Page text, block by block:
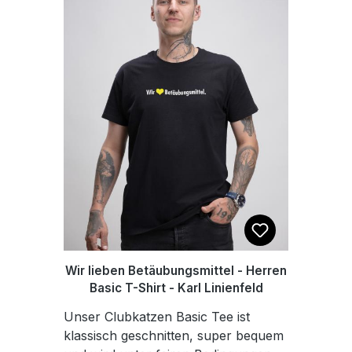
besitzt ein Hauptfach und separat
zugängliches Fach auf der Rückseite
mit Reißverschluss und einen
verstellbaren Gurt mit
Klickverschluss. EFN Druck auf der
Front Die Tasche hat extra lange
Schnallen und lässt sich so perfekt
über die Schulter tragen.
Materialzusammensetzung: 100%
Polyester. Maße: 23 x 7,5 x 13,5 cm
Wir lieben Betäubungsmittel - Herren
Basic T-Shirt - Karl Linienfeld
Unser Clubkatzen Basic Tee ist
klassisch geschnitten, super bequem